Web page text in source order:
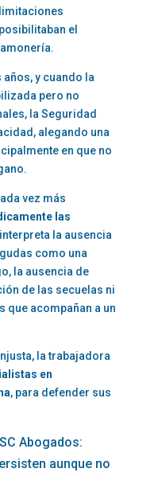
el
y cuando la
pero no
la Seguridad
alegando una
en que no
vez más
las
la ausencia
como una
la ausencia de
de las secuelas ni
que acompañan a un
la trabajadora
en
, para defender sus
Abogados:
aunque no